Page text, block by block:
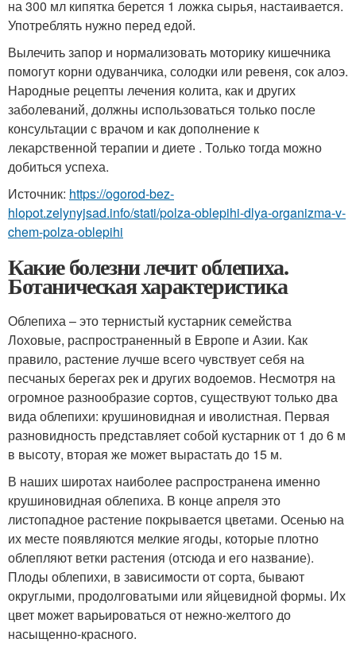
на 300 мл кипятка берется 1 ложка сырья, настаивается.
Употреблять нужно перед едой.
Вылечить запор и нормализовать моторику кишечника
помогут корни одуванчика, солодки или ревеня, сок алоэ.
Народные рецепты лечения колита, как и других
заболеваний, должны использоваться только после
консультации с врачом и как дополнение к
лекарственной терапии и диете . Только тогда можно
добиться успеха.
Источник: https://ogorod-bez-
hlopot.zelynyjsad.info/stati/polza-oblepihi-dlya-organizma-v-
chem-polza-oblepihi
Какие болезни лечит облепиха.
Ботаническая характеристика
Облепиха – это тернистый кустарник семейства
Лоховые, распространенный в Европе и Азии. Как
правило, растение лучше всего чувствует себя на
песчаных берегах рек и других водоемов. Несмотря на
огромное разнообразие сортов, существуют только два
вида облепихи: крушиновидная и иволистная. Первая
разновидность представляет собой кустарник от 1 до 6 м
в высоту, вторая же может вырастать до 15 м.
В наших широтах наиболее распространена именно
крушиновидная облепиха. В конце апреля это
листопадное растение покрывается цветами. Осенью на
их месте появляются мелкие ягоды, которые плотно
облепляют ветки растения (отсюда и его название).
Плоды облепихи, в зависимости от сорта, бывают
округлыми, продолговатыми или яйцевидной формы. Их
цвет может варьироваться от нежно-желтого до
насыщенно-красного.